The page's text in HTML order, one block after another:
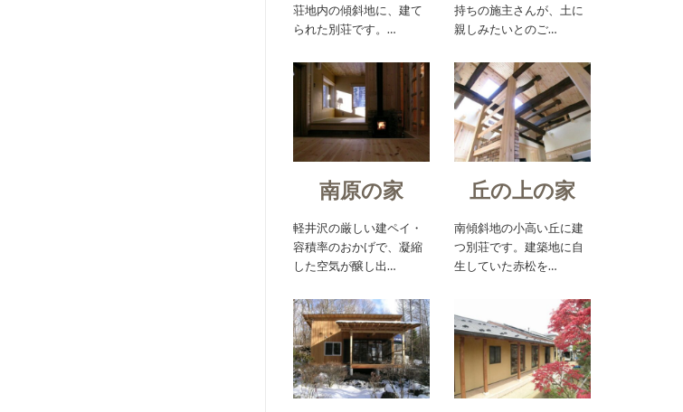
荘地内の傾斜地に、建て
られた別荘です。…
持ちの施主さんが、土に
親しみたいとのご…
南原の家
軽井沢の厳しい建ペイ・
容積率のおかげで、凝縮
した空気が醸し出…
丘の上の家
南傾斜地の小高い丘に建
つ別荘です。建築地に自
生していた赤松を…